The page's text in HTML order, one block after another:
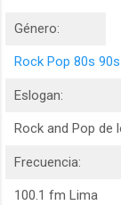
Género:
Rock Pop 80s
Eslogan:
Rock and Pop de
Frecuencia:
100.1 fm Lima